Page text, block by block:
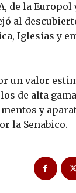
de la Europol
al
Iglesias y
un valor
de alta
y
la Senabico.